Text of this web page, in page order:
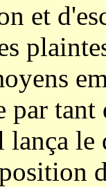
et
par tant
le